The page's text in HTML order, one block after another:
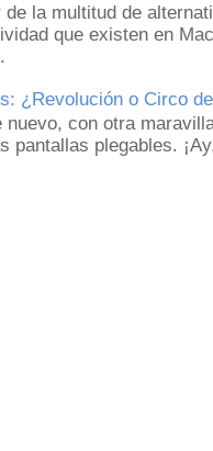
de la multitud de
que existen en
¿Revolución o Circo
nuevo, con otra
pantallas plegables.